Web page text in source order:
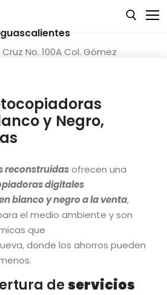
| Zacatecas | León |
No. 100A Col. Gómez
(449) 970 5055
y Negro,
reconstruidasofrecen una
digitales
blanco y negro a la venta,
el medio ambiente y son
que
donde los ahorros pueden
deservicios